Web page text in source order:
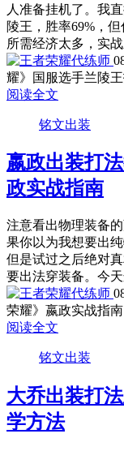
人准备挂机了。我
陵王，胜率69%，
所需经济太多，实
耀》国服选手兰陵
阅读全文
铭文出装
嬴政出装打
政实战指南
注意看出物理装备
果你以为我想要出
但是试过之后绝对
要出法穿装备。今
荣耀》嬴政实战指南
阅读全文
铭文出装
大乔出装打
学方法